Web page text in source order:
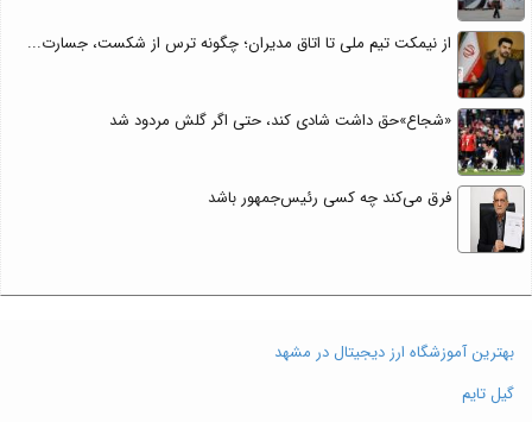
از نیمکت تیم ملی تا اتاق مدیران؛ چگونه ترس از شکست، جسارت...
«شجاع»حق داشت شادی کند، حتی اگر گلش مردود شد
فرق می‌کند چه کسی رئیس‌جمهور باشد
بهترین آموزشگاه ارز دیجیتال در مشهد
گیل تایم